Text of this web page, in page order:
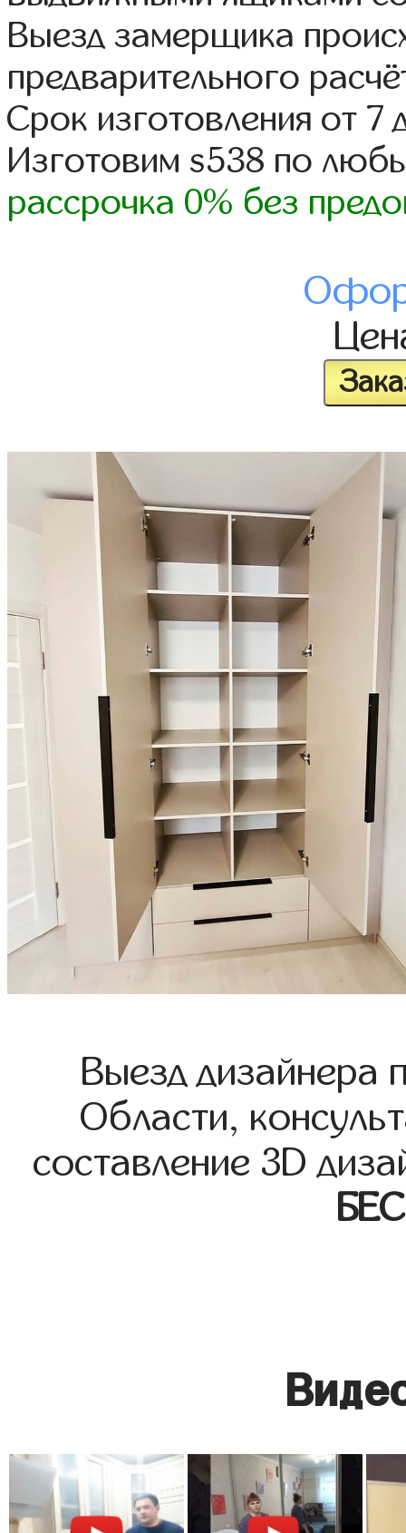
Выезд замерщика
предварительного
Срок изготовления от 7
Изготовим s538 по
рассрочка 0% без
Выезд дизайнера
Области,
составление 3D